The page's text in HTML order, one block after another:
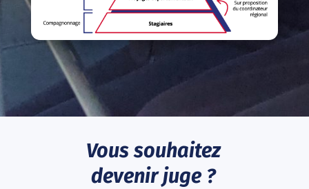
Vous souhaitez
devenir juge ?